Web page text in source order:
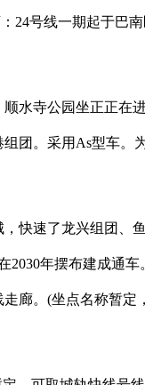
24号线一期起于巴
寺公园坐正正在
团。采用As型车。
速了龙兴组团、
年摆布建成通车
廊。(坐点名称暂定